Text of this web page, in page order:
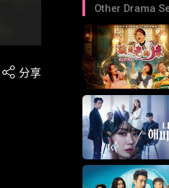
分享
Other Drama
孩是老的辣
我的幸福结局